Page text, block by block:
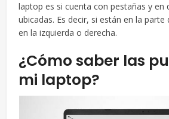
laptop es si cuenta con pestañas y en
ubicadas. Es decir, si están en la
en la izquierda o derecha.
¿Cómo saber las
mi laptop?